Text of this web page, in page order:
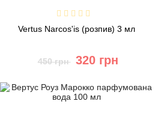
Vertus Narcos'is (розпив) 3 мл
450 грн 320 грн
Швидке замовлення